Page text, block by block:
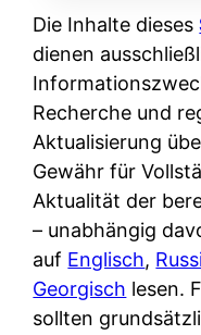
h
i
e
r
e
n
r
u
s
s
i
s
W
t
i
r
k
n
d
e
r
S
c
h
u
t
z
d
Die Inhalte dieses
dienen
Recherche und
Aktualisierung
Gewähr für
Aktualität der
– unabhängig
auf Englisch,
Georgisch lesen.
sollten